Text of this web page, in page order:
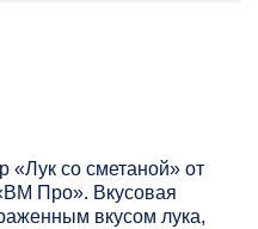
«Лук со сметаной» от
Про». Вкусовая
вкусом лука,